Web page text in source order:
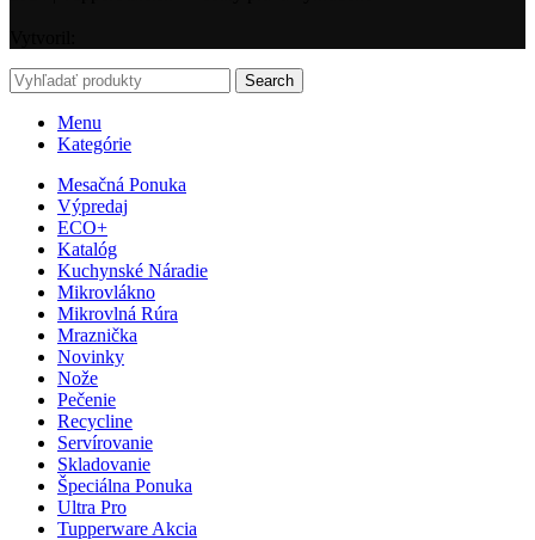
Search
Menu
Kategórie
Mesačná Ponuka
Výpredaj
ECO+
Katalóg
Kuchynské Náradie
Mikrovlákno
Mikrovlná Rúra
Mraznička
Novinky
Nože
Pečenie
Recycline
Servírovanie
Skladovanie
Špeciálna Ponuka
Ultra Pro
Tupperware Akcia